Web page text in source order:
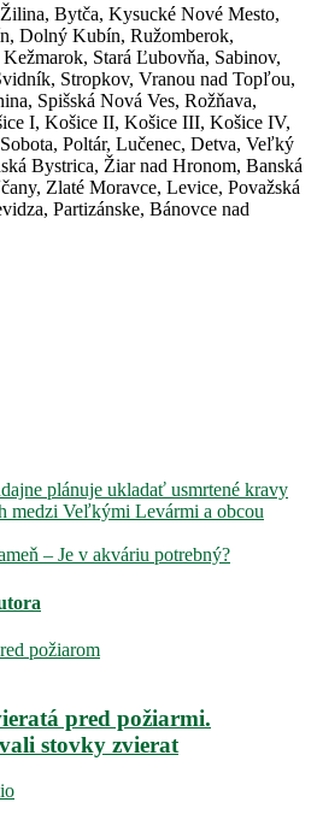
Bytča, Kysucké Nové Mesto,
Dolný Kubín, Ružomberok,
Stará Ľubovňa, Sabinov,
Stropkov, Vranou nad Topľou,
Spišská Nová Ves, Rožňava,
I, Košice II, Košice III, Košice IV,
Poltár, Lučenec, Detva, Veľký
Bystrica, Žiar nad Hronom, Banská
Zlaté Moravce, Levice, Považská
Partizánske, Bánovce nad
plánuje ukladať usmrtené kravy
medzi Veľkými Levármi a obcou
– Je v akváriu potrebný?
pred požiarmi.
stovky zvierat